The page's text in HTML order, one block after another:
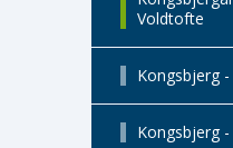
Voldtofte
Kongsbjerg
Kongsbjerg -